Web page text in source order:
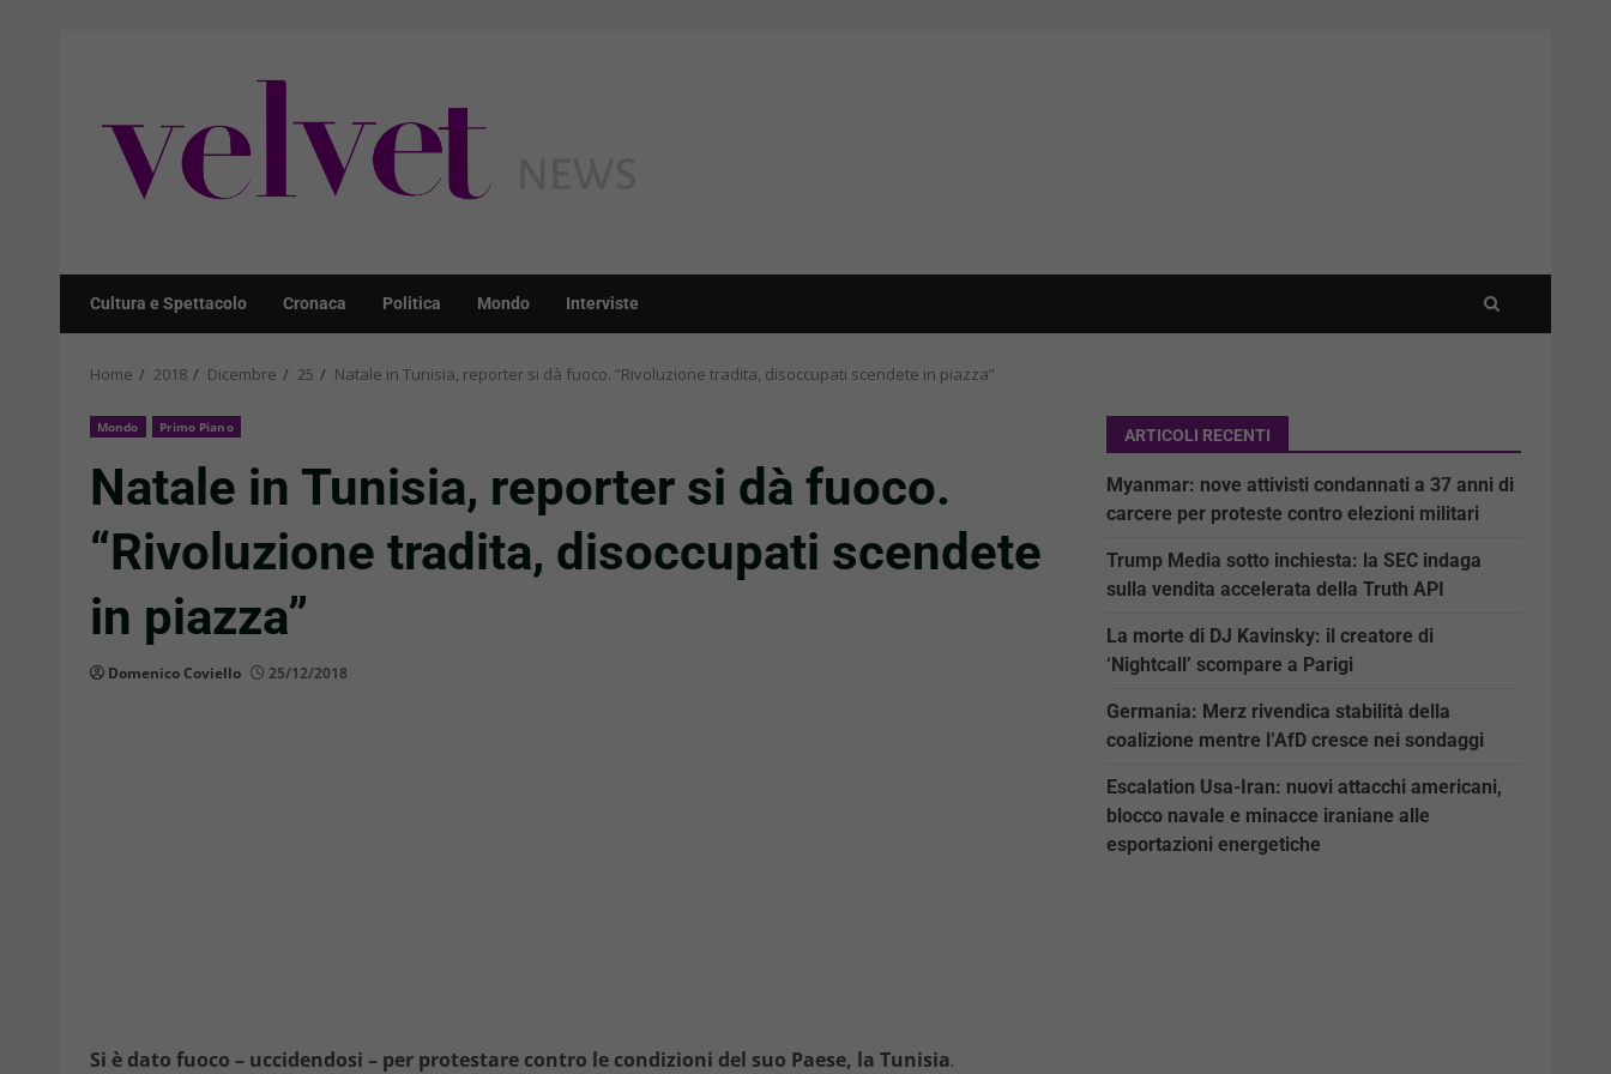
Cultura e Spettacolo Cronaca Politica Mondo Interviste
Home 2018 Dicembre 25 Natale in Tunisia, reporter si dà fuoco. “Rivoluzione tradita, disoccupati scendete in piazza”
Mondo Primo Piano
Natale in Tunisia, reporter si dà fuoco.
“Rivoluzione tradita, disoccupati scendete
in piazza”
Domenico Coviello 25/12/2018
Si è dato fuoco – uccidendosi – per protestare contro le condizioni del suo Paese, la Tunisia.
ARTICOLI RECENTI
Myanmar: nove attivisti condannati a 37 anni di
carcere per proteste contro elezioni militari
Trump Media sotto inchiesta: la SEC indaga
sulla vendita accelerata della Truth API
La morte di DJ Kavinsky: il creatore di
‘Nightcall’ scompare a Parigi
Germania: Merz rivendica stabilità della
coalizione mentre l’AfD cresce nei sondaggi
Escalation Usa-Iran: nuovi attacchi americani,
blocco navale e minacce iraniane alle
esportazioni energetiche